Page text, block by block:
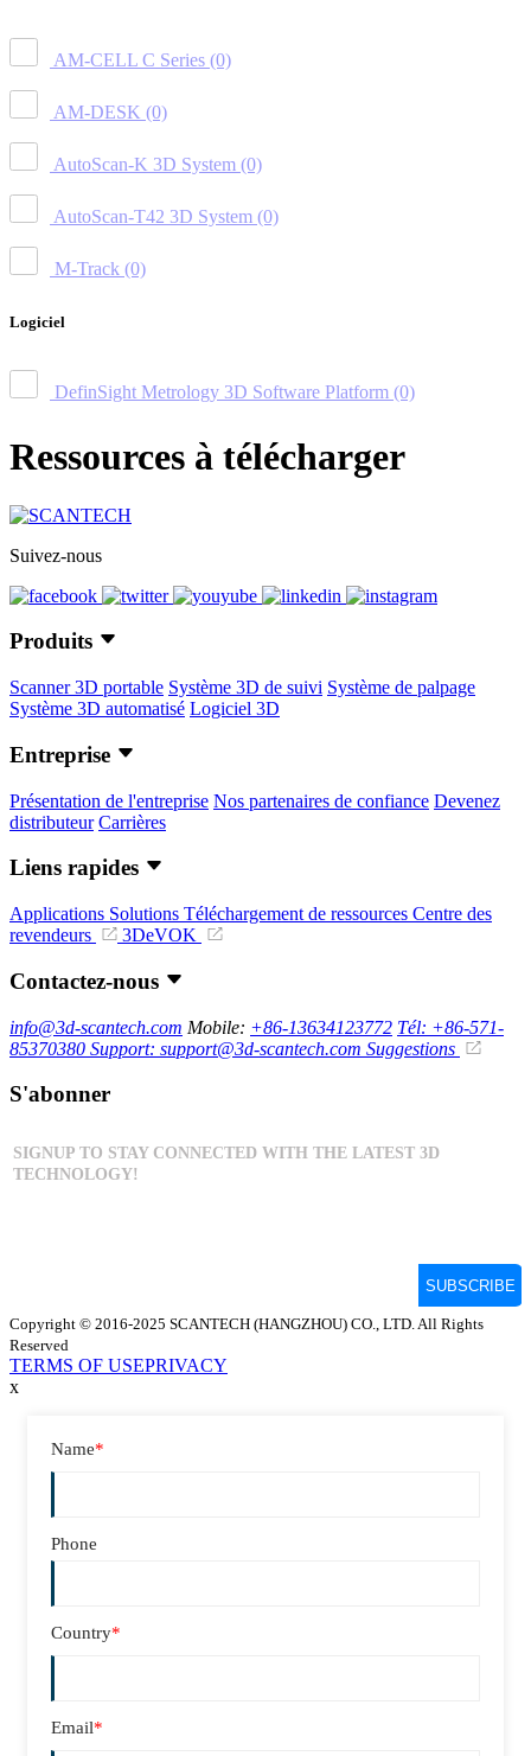
AM-CELL C Series (0)
AM-DESK (0)
AutoScan-K 3D System (0)
AutoScan-T42 3D System (0)
M-Track (0)
Logiciel
DefinSight Metrology 3D Software Platform (0)
Ressources à télécharger
Suivez-nous
Produits
Scanner 3D portable Système 3D de suivi Système de palpage
Système 3D automatisé Logiciel 3D
Entreprise
Présentation de l'entreprise Nos partenaires de confiance Devenez
distributeur Carrières
Liens rapides
Applications Solutions Téléchargement de ressources Centre des
revendeurs
3DeVOK
Contactez-nous
info@3d-scantech.com Mobile: +86-13634123772 Tél: +86-571-
85370380 Support: support@3d-scantech.com Suggestions
S'abonner
Copyright © 2016-2025 SCANTECH (HANGZHOU) CO., LTD. All Rights
Reserved
TERMS OF USEPRIVACY
x
Name*
Phone
Country*
Email*